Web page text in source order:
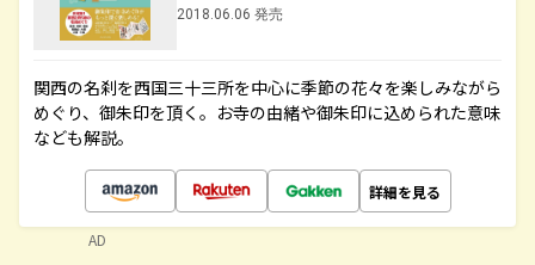
2018.06.06 発売
関西の名刹を西国三十三所を中心に季節の花々を楽しみながら
めぐり、御朱印を頂く。お寺の由緒や御朱印に込められた意味
なども解説。
詳細を見る
AD